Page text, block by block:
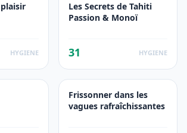
HYGIENE
Les Secrets de Tahiti
Passion & Monoï
31 HYGIENE
Frissonner dans les
vagues rafraîchissantes